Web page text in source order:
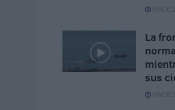
HACE
La
sus
HACE